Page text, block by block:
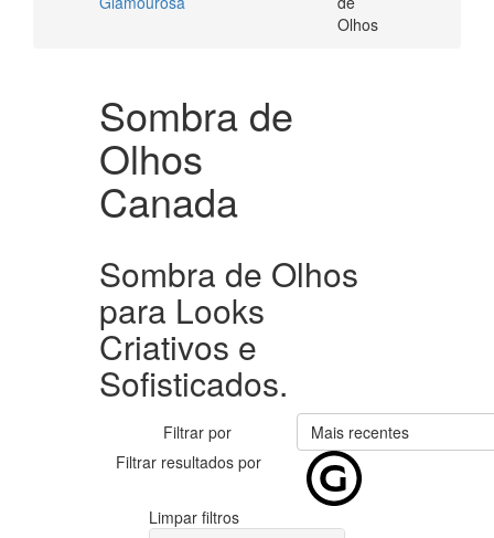
Olhos
Sombra de
Olhos
Canada
Sombra de Olhos
para Looks
Criativos e
Sofisticados.
Filtrar por
Mais recentes
Filtrar resultados por
Limpar filtros